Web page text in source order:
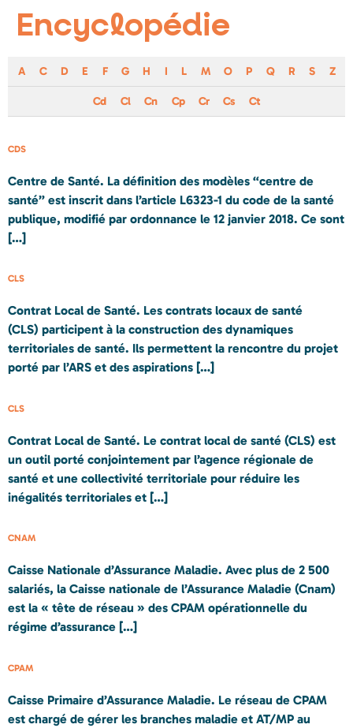
Encyclopédie
A C D E F G H I L M O P Q R S Z
Cd Cl Cn Cp Cr Cs Ct
CDS
Centre de Santé. La définition des modèles “centre de
santé” est inscrit dans l’article L6323-1 du code de la santé
publique, modifié par ordonnance le 12 janvier 2018. Ce sont
[…]
CLS
Contrat Local de Santé. Les contrats locaux de santé
(CLS) participent à la construction des dynamiques
territoriales de santé. Ils permettent la rencontre du projet
porté par l’ARS et des aspirations […]
CLS
Contrat Local de Santé. Le contrat local de santé (CLS) est
un outil porté conjointement par l’agence régionale de
santé et une collectivité territoriale pour réduire les
inégalités territoriales et […]
CNAM
Caisse Nationale d’Assurance Maladie. Avec plus de 2 500
salariés, la Caisse nationale de l’Assurance Maladie (Cnam)
est la « tête de réseau » des CPAM opérationnelle du
régime d’assurance […]
CPAM
Caisse Primaire d’Assurance Maladie. Le réseau de CPAM
est chargé de gérer les branches maladie et AT/MP au